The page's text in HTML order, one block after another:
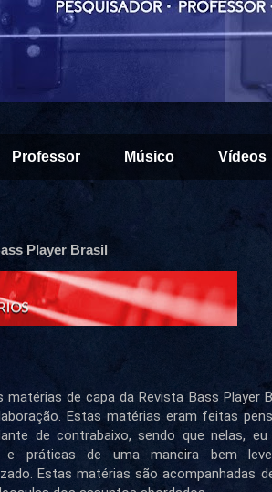
Professor Músico Vídeos
Player Brasil
de capa da Revista Bass Player
Estas matérias eram feitas
de contrabaixo, sendo que nelas, eu
e práticas de uma maneira bem
Estas matérias são acompanhadas